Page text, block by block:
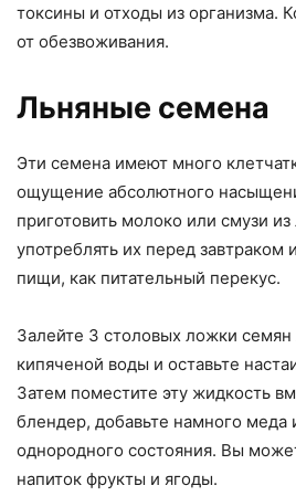
токсины и отходы из организма.
от обезвоживания.
Льняные семена
Эти семена имеют много
ощущение абсолютного
приготовить молоко или смузи
употреблять их перед
пищи, как питательный перекус.
Залейте 3 столовых ложки семян
кипяченой воды и оставьте
Затем поместите эту жидкость
блендер, добавьте намного меда
однородного состояния. Вы
напиток фрукты и ягоды.